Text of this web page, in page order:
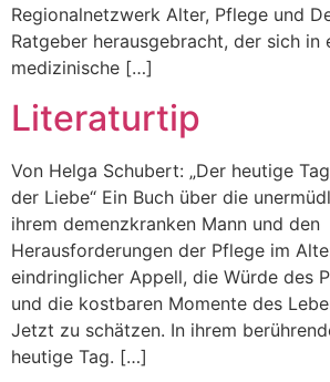
Regionalnetzwerk Alter, Pflege und
Ratgeber herausgebracht, der sich in
medizinische […]
Literaturtip
Von Helga Schubert: „Der heutige
der Liebe“ Ein Buch über die
ihrem demenzkranken Mann und den
Herausforderungen der Pflege im
eindringlicher Appell, die Würde des
und die kostbaren Momente des
Jetzt zu schätzen. In ihrem
heutige Tag. […]